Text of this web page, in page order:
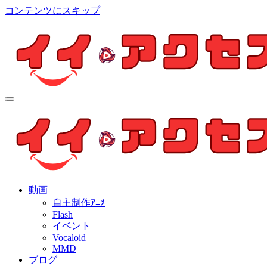
コンテンツにスキップ
個人制作アニメを中心とした動画紹介ブログ
動画
自主制作ｱﾆﾒ
Flash
イベント
Vocaloid
MMD
ブログ